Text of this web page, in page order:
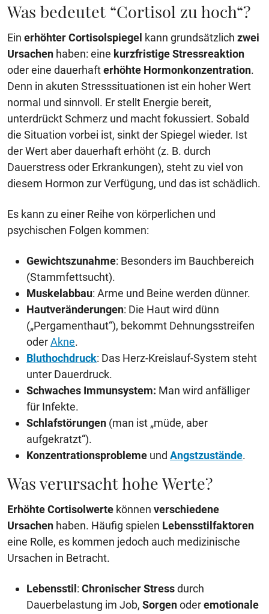
Was bedeutet “Cortisol zu hoch“?
Ein erhöhter Cortisolspiegel kann grundsätzlich zwei
Ursachen haben: eine kurzfristige Stressreaktion
oder eine dauerhafterhöhte Hormonkonzentration.
Denn in akuten Stresssituationen ist ein hoher Wert
normal und sinnvoll. Er stellt Energie bereit,
unterdrückt Schmerz und macht fokussiert. Sobald
die Situation vorbei ist, sinkt der Spiegel wieder. Ist
der Wert aber dauerhaft erhöht (z. B. durch
Dauerstress oder Erkrankungen), steht zu viel von
diesem Hormon zur Verfügung, und das ist schädlich.
Es kann zu einer Reihe von körperlichen und
psychischen Folgen kommen:
Gewichtszunahme: Besonders im Bauchbereich
(Stammfettsucht).
Muskelabbau: Arme und Beine werden dünner.
Hautveränderungen: Die Haut wird dünn
(„Pergamenthaut“), bekommt Dehnungsstreifen
oderAkne.
Bluthochdruck: Das Herz-Kreislauf-System steht
unter Dauerdruck.
Schwaches Immunsystem: Man wird anfälliger
für Infekte.
Schlafstörungen (man ist „müde, aber
aufgekratzt“).
Konzentrationsprobleme und Angstzustände.
Was verursacht hohe Werte?
Erhöhte Cortisolwerte können verschiedene
Ursachen haben. Häufig spielen Lebensstilfaktoren
eine Rolle, es kommen jedoch auch medizinische
Ursachen in Betracht.
Lebensstil : Chronischer Stressdurch
Dauerbelastung im Job, Sorgenoderemotionale